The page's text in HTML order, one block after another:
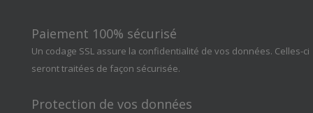
Paiement 100% sécurisé
Un codage SSL assure la confidentialité de vos données. Celles-ci
seront traitées de façon sécurisée.
Protection de vos données